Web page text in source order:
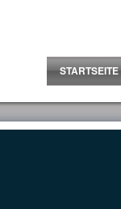
STARTSEITE